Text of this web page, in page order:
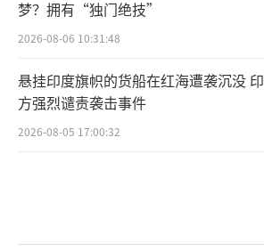
梦？拥有“独门绝技”
2026-08-06 10:31:48
悬挂印度旗帜的货船在红海遭袭沉没 印
方强烈谴责袭击事件
2026-08-05 17:00:32